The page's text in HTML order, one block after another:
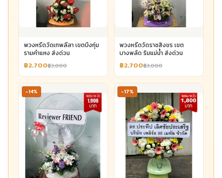
พวงหรีดวัดเทพลีลา เขตบึงกุ่ม
รามคำแหง ส่งด่วน
฿2,700฿3,000
พวงหรีดวัดราชสิงขร เขต
บางพลัด ริมแม่น้ำ ส่งด่วน
฿2,700฿3,000
-14% -17%